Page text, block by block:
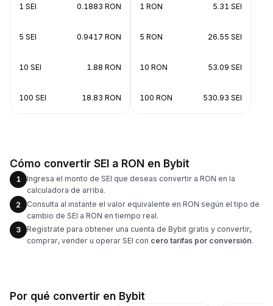
1 SEI 0.1883 RON
5 SEI 0.9417 RON
10 SEI 1.88 RON
100 SEI 18.83 RON
1 RON 5.31 SEI
5 RON 26.55 SEI
10 RON 53.09 SEI
100 RON 530.93 SEI
Cómo convertir SEI a RON en Bybit
1
Ingresa el monto de SEI que deseas convertir a RON en la
calculadora de arriba.
2
Consulta al instante el valor equivalente en RON según el tipo de
cambio de SEI a RON en tiempo real.
3
Regístrate para obtener una cuenta de Bybit gratis y convertir,
comprar, vender u operar SEI con cero tarifas por conversión.
Por qué convertir en Bybit